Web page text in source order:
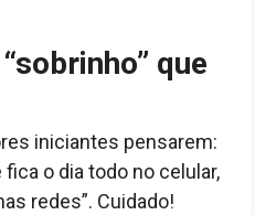
que
iniciantes pensarem:
o dia todo no celular,
redes”. Cuidado!